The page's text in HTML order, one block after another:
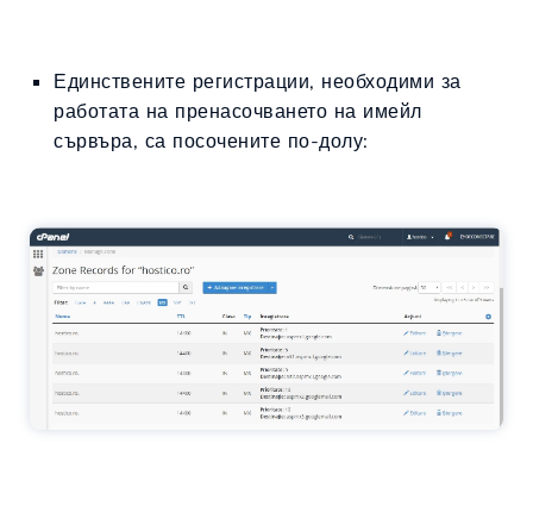
Единствените регистрации, необходими за
работата на пренасочването на имейл
сървъра, са посочените по-долу: